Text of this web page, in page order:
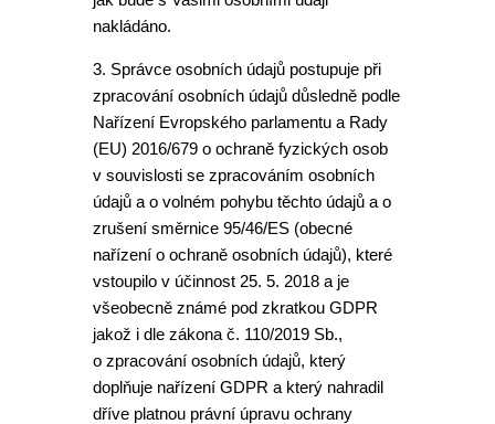
nakládáno.
3. Správce osobních údajů postupuje při
zpracování osobních údajů důsledně podle
Nařízení Evropského parlamentu a Rady
(EU) 2016/679 o ochraně fyzických osob
v souvislosti se zpracováním osobních
údajů a o volném pohybu těchto údajů a o
zrušení směrnice 95/46/ES (obecné
nařízení o ochraně osobních údajů), které
vstoupilo v účinnost 25. 5. 2018 a je
všeobecně známé pod zkratkou GDPR
jakož i dle zákona č. 110/2019 Sb.,
o zpracování osobních údajů, který
doplňuje nařízení GDPR a který nahradil
dříve platnou právní úpravu ochrany